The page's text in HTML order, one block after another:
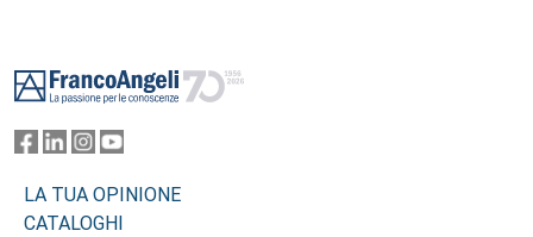
LA TUA OPINIONE
CATALOGHI